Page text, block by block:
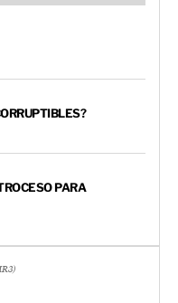
PARA